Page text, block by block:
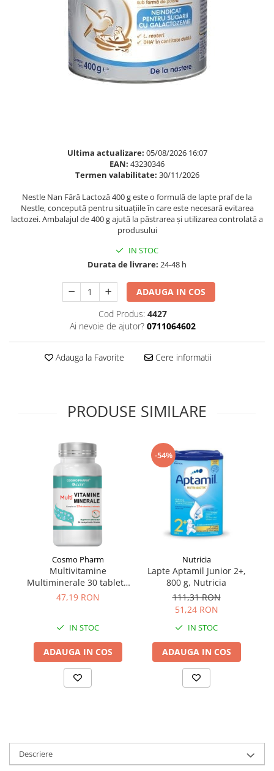
Probiotice si prebiotice
Somn stres si anxietate
Supliment Calciu
Supliment Fier
Supliment Vitamina C
Supliment Vitamina D3
Supliment Vitamina E
Supliment Zinc
Tincturi si Gemoderivate
Tuse gat si respiratie
Balsam masca si tratament
Produse cu SPF Pentru Fata
Repelenti insecte
Ultima actualizare: 05/08/2026 16:07
EAN: 43230346
Termen valabilitate: 30/11/2026
Nestle Nan Fără Lactoză 400 g este o formulă de lapte praf de la
Nestle, concepută pentru situațiile în care este necesară evitarea
lactozei. Ambalajul de 400 g ajută la păstrarea și utilizarea controlată a
produsului
IN STOC
Durata de livrare: 24-48 h
ADAUGA IN COS
Cod Produs: 4427
Ai nevoie de ajutor? 0711064602
Adauga la Favorite Cere informatii
PRODUSE SIMILARE
Cosmo Pharm
Multivitamine
Multiminerale 30 tablete
Cosmopharm
47,19 RON
IN STOC
ADAUGA IN COS
-54%
Nutricia
Lapte Aptamil Junior 2+,
800 g, Nutricia
111,31 RON
51,24 RON
IN STOC
ADAUGA IN COS
Descriere